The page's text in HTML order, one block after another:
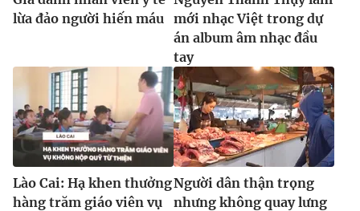
® Cấm sao chép dưới mọi hình thức nếu không có sự chấp
thuận bằng văn bản. Ghi rõ nguồn VTV.vn khi phát hành lại
thông tin từ website này.
lừa đảo người hiến máu
mới nhạc Việt trong dự
án album âm nhạc đầu
tay
Lào Cai: Hạ khen thưởng
hàng trăm giáo viên vụ
Người dân thận trọng
nhưng không quay lưng